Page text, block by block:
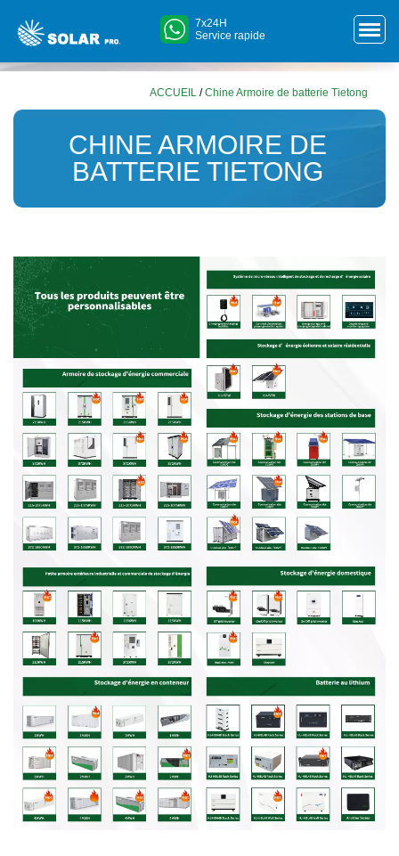
7x24H
Service rapide
ACCUEIL /Chine Armoire de batterie Tietong
CHINE ARMOIRE DE
BATTERIE TIETONG